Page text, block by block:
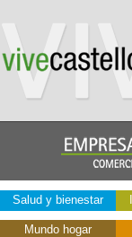
Salud y bienestar
Mundo hogar